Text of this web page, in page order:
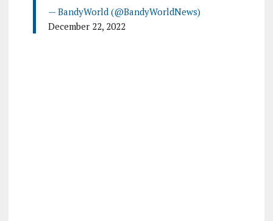
— BandyWorld (@BandyWorldNews)
December 22, 2022